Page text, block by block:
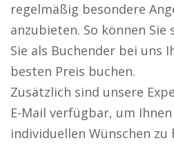
regelmäßig besondere
anzubieten. So können Sie
Sie als Buchender bei uns
besten Preis buchen.
Zusätzlich sind unsere
E-Mail verfügbar, um
individuellen Wünschen